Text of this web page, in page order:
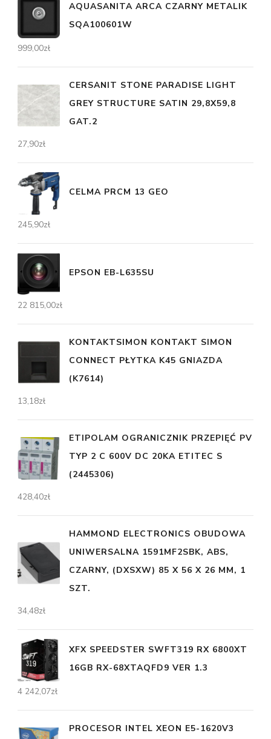
AQUASANITA ARCA CZARNY METALIK
SQA100601W
999,00zł
CERSANIT STONE PARADISE LIGHT
GREY STRUCTURE SATIN 29,8X59,8
GAT.2
27,90zł
CELMA PRCM 13 GEO
245,90zł
EPSON EB-L635SU
22 815,00zł
KONTAKTSIMON KONTAKT SIMON
CONNECT PŁYTKA K45 GNIAZDA
(K7614)
13,18zł
ETIPOLAM OGRANICZNIK PRZEPIĘĆ PV
TYP 2 C 600V DC 20KA ETITEC S
(2445306)
428,40zł
HAMMOND ELECTRONICS OBUDOWA
UNIWERSALNA 1591MF2SBK, ABS,
CZARNY, (DXSXW) 85 X 56 X 26 MM, 1
SZT.
34,48zł
XFX SPEEDSTER SWFT319 RX 6800XT
16GB RX-68XTAQFD9 VER 1.3
4 242,07zł
PROCESOR INTEL XEON E5-1620V3